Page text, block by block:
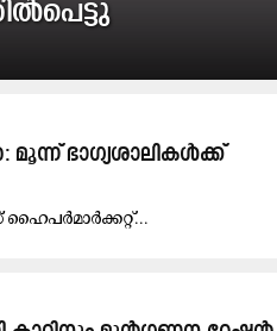
ഭാഗ്യശാലികൾക്ക്
ഹൈ​പ​ർ​മാ​ർ​ക്ക​റ്റ്...